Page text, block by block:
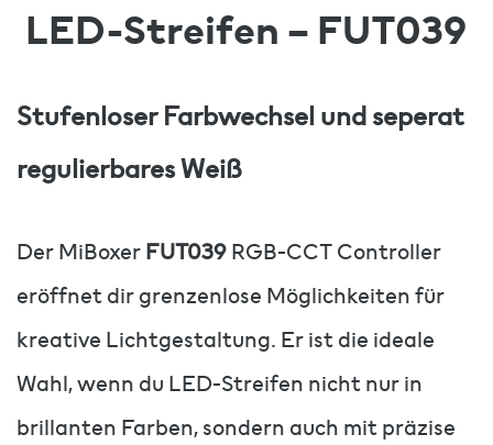
LED-Streifen – FUT039
Stufenloser Farbwechsel und seperat
regulierbares Weiß
Der MiBoxerFUT039RGB-CCT Controller
eröffnet dir grenzenlose Möglichkeiten für
kreative Lichtgestaltung. Er ist die ideale
Wahl, wenn du LED-Streifen nicht nur in
brillanten Farben, sondern auch mit präzise